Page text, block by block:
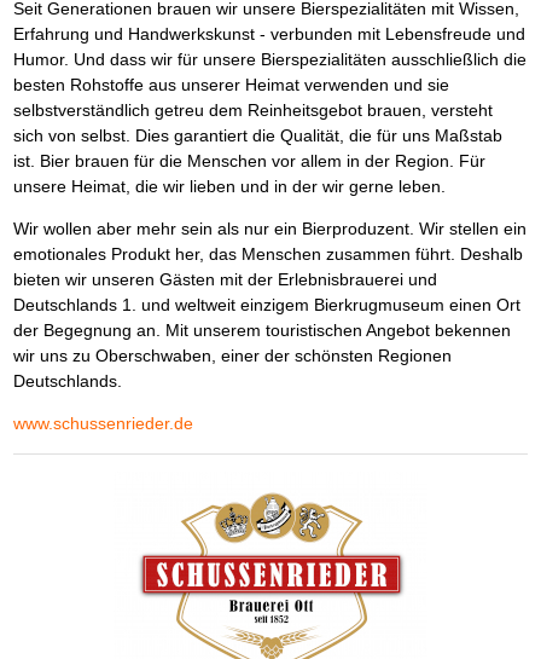
Seit Generationen brauen wir unsere Bierspezialitäten mit Wissen,
Erfahrung und Handwerkskunst - verbunden mit Lebensfreude und
Humor. Und dass wir für unsere Bierspezialitäten ausschließlich die
besten Rohstoffe aus unserer Heimat verwenden und sie
selbstverständlich getreu dem Reinheitsgebot brauen, versteht
sich von selbst. Dies garantiert die Qualität, die für uns Maßstab
ist. Bier brauen für die Menschen vor allem in der Region. Für
unsere Heimat, die wir lieben und in der wir gerne leben.
Wir wollen aber mehr sein als nur ein Bierproduzent. Wir stellen ein
emotionales Produkt her, das Menschen zusammen führt. Deshalb
bieten wir unseren Gästen mit der Erlebnisbrauerei und
Deutschlands 1. und weltweit einzigem Bierkrugmuseum einen Ort
der Begegnung an. Mit unserem touristischen Angebot bekennen
wir uns zu Oberschwaben, einer der schönsten Regionen
Deutschlands.
www.schussenrieder.de